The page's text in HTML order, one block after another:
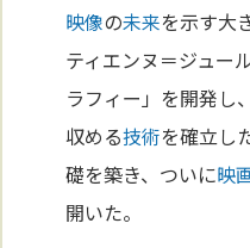
映像の未来を示す大
ティエンヌ＝ジュー
ラフィー」を開発し
収める技術を確立し
礎を築き、ついに映
開いた。